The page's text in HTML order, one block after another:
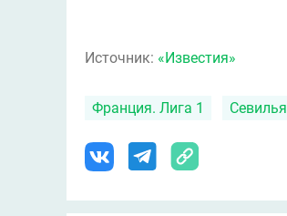
Источник: «Известия»
Франция. Лига 1 Севилья